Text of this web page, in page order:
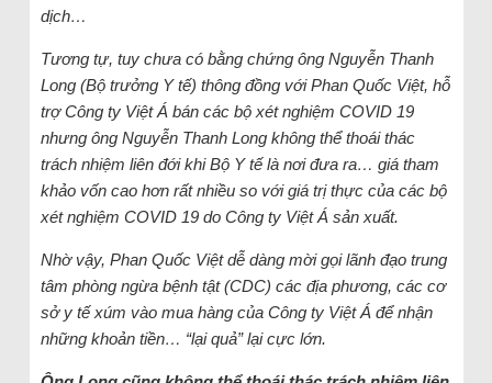
dịch…
Tương tự, tuy chưa có bằng chứng ông Nguyễn Thanh
Long (Bộ trưởng Y tế) thông đồng với Phan Quốc Việt, hỗ
trợ Công ty Việt Á bán các bộ xét nghiệm COVID 19
nhưng ông Nguyễn Thanh Long không thể thoái thác
trách nhiệm liên đới khi Bộ Y tế là nơi đưa ra… giá tham
khảo vốn cao hơn rất nhiều so với giá trị thực của các bộ
xét nghiệm COVID 19 do Công ty Việt Á sản xuất.
Nhờ vậy, Phan Quốc Việt dễ dàng mời gọi lãnh đạo trung
tâm phòng ngừa bệnh tật (CDC) các địa phương, các cơ
sở y tế xúm vào mua hàng của Công ty Việt Á để nhận
những khoản tiền… “lại quả” lại cực lớn.